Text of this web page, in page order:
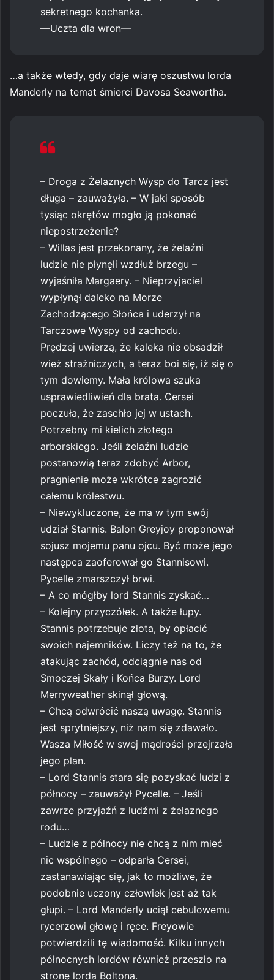
sekretnego kochanka.
—Uczta dla wron—
…a także wtedy, gdy daje wiarę oszustwu lorda
Manderly na temat śmierci Davosa Seawortha.
– Droga z Żelaznych Wysp do Tarcz jest
długa – zauważyła. – W jaki sposób
tysiąc okrętów mogło ją pokonać
niepostrzeżenie?
– Willas jest przekonany, że żelaźni
ludzie nie płynęli wzdłuż brzegu –
wyjaśniła Margaery. – Nieprzyjaciel
wypłynął daleko na Morze
Zachodzącego Słońca i uderzył na
Tarczowe Wyspy od zachodu.
Prędzej uwierzą, że kaleka nie obsadził
wież strażniczych, a teraz boi się, iż się o
tym dowiemy. Mała królowa szuka
usprawiedliwień dla brata. Cersei
poczuła, że zaschło jej w ustach.
Potrzebny mi kielich złotego
arborskiego. Jeśli żelaźni ludzie
postanowią teraz zdobyć Arbor,
pragnienie może wkrótce zagrozić
całemu królestwu.
– Niewykluczone, że ma w tym swój
udział Stannis. Balon Greyjoy proponował
sojusz mojemu panu ojcu. Być może jego
następca zaoferował go Stannisowi.
Pycelle zmarszczył brwi.
– A co mógłby lord Stannis zyskać…
– Kolejny przyczółek. A także łupy.
Stannis potrzebuje złota, by opłacić
swoich najemników. Liczy też na to, że
atakując zachód, odciągnie nas od
Smoczej Skały i Końca Burzy. Lord
Merryweather skinął głową.
– Chcą odwrócić naszą uwagę. Stannis
jest sprytniejszy, niż nam się zdawało.
Wasza Miłość w swej mądrości przejrzała
jego plan.
– Lord Stannis stara się pozyskać ludzi z
północy – zauważył Pycelle. – Jeśli
zawrze przyjaźń z ludźmi z żelaznego
rodu…
– Ludzie z północy nie chcą z nim mieć
nic wspólnego – odparła Cersei,
zastanawiając się, jak to możliwe, że
podobnie uczony człowiek jest aż tak
głupi. – Lord Manderly uciął cebulowemu
rycerzowi głowę i ręce. Freyowie
potwierdzili tę wiadomość. Kilku innych
północnych lordów również przeszło na
stronę lorda Boltona.